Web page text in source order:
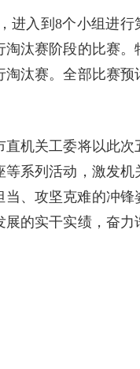
进入到8个小组进行
淘汰赛阶段的比赛。
淘汰赛。全部比赛预
机关工委将以此次
等系列活动，激发机
当、攻坚克难的冲锋
展的实干实绩，奋力